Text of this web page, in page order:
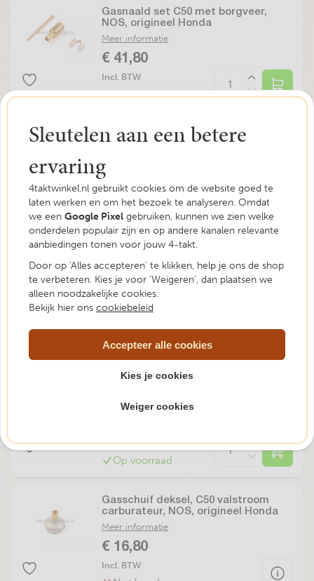
Gasnaald set C50 met borgveer,
NOS, origineel Honda
Meer informatie
€ 41,80
Incl. BTW
Op voorraad
Gasnaald set incl. clip en borgveer,
€ 8,90
Incl. BTW
Op voorraad
origineel Honda, NOS
Meer informatie
€ 31,80
Niet leverbaar
Gasschuif deksel rubber, SS50, CD50,
Meer informatie
Incl. BTW
Op voorraad
Gasschuif deksel, C50 valstroom
carburateur, NOS, origineel Honda
Meer informatie
€ 16,80
Incl. BTW
Sleutelen aan een betere
ervaring
4taktwinkel.nl gebruikt cookies om de website goed te
laten werken en om het bezoek te analyseren. Omdat
we een Google Pixel gebruiken, kunnen we zien welke
onderdelen populair zijn en op andere kanalen relevante
aanbiedingen tonen voor jouw 4-takt.
Door op 'Alles accepteren' te klikken, help je ons de shop
te verbeteren. Kies je voor 'Weigeren', dan plaatsen we
alleen noodzakelijke cookies.
Bekijk hier ons cookiebeleid
Accepteer alle cookies
Kies je cookies
Weiger cookies